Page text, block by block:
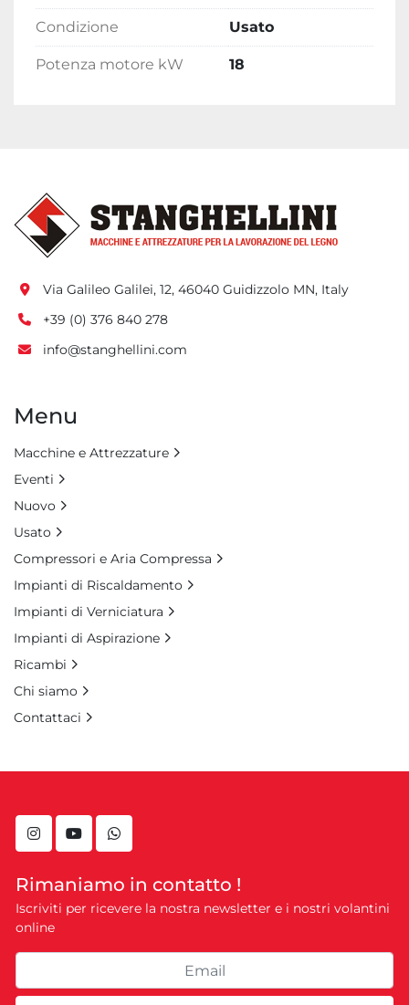
Condizione Usato
Potenza motore kW 18
instagramyoutubewhatsapp
Rimaniamo in contatto !
Iscriviti per ricevere la nostra newsletter e i nostri volantini
online
Via Galileo Galilei, 12, 46040 Guidizzolo MN, Italy
+39 (0) 376 840 278
info@stanghellini.com
Menu
Macchine e Attrezzature
Eventi
Nuovo
Usato
Compressori e Aria Compressa
Impianti di Riscaldamento
Impianti di Verniciatura
Impianti di Aspirazione
Ricambi
Chi siamo
Contattaci